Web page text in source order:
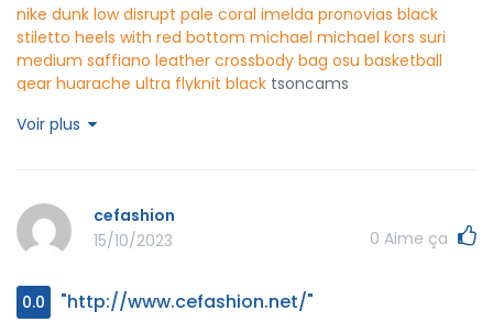
nike dunk low disrupt pale coral imelda pronovias black
stiletto heels with red bottom michael michael kors suri
medium saffiano leather crossbody bag osu basketball
gear huarache ultra flyknit black tsoncams
Voir plus
cefashion
15/10/2023
0 Aime ça
0.0 "http://www.cefashion.net/"